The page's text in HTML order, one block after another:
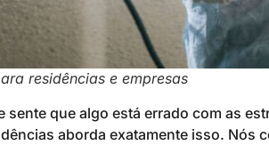
residências e empresas
sente que algo está errado com as
aborda exatamente isso. Nós